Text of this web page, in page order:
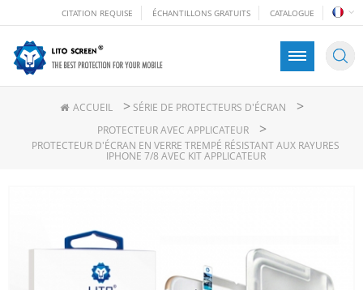
CITATION REQUISE ÉCHANTILLONS GRATUITS CATALOGUE
ACCUEIL > SÉRIE DE PROTECTEURS D'ÉCRAN >
PROTECTEUR AVEC APPLICATEUR >
PROTECTEUR D'ÉCRAN EN VERRE TREMPÉ RÉSISTANT AUX RAYURES
IPHONE 7/8 AVEC KIT APPLICATEUR